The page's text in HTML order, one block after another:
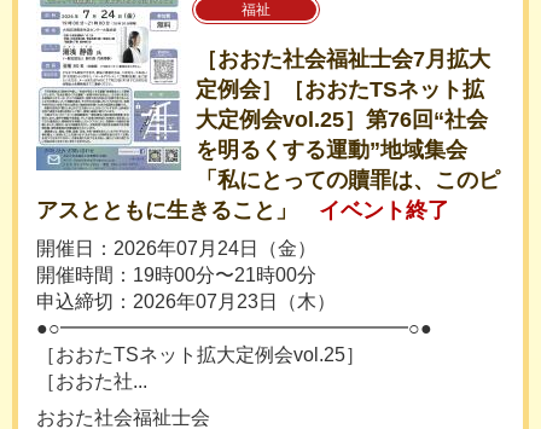
福祉
［おおた社会福祉士会7月拡大
定例会］［おおたTSネット拡
大定例会vol.25］第76回“社会
を明るくする運動”地域集会
「私にとっての贖罪は、このピ
アスとともに生きること」
イベント終了
開催日：2026年07月24日（金）
開催時間：19時00分〜21時00分
申込締切：2026年07月23日（木）
●○━━━━━━━━━━━━━━━━━━○●
［おおたTSネット拡大定例会vol.25］
［おおた社...
おおた社会福祉士会